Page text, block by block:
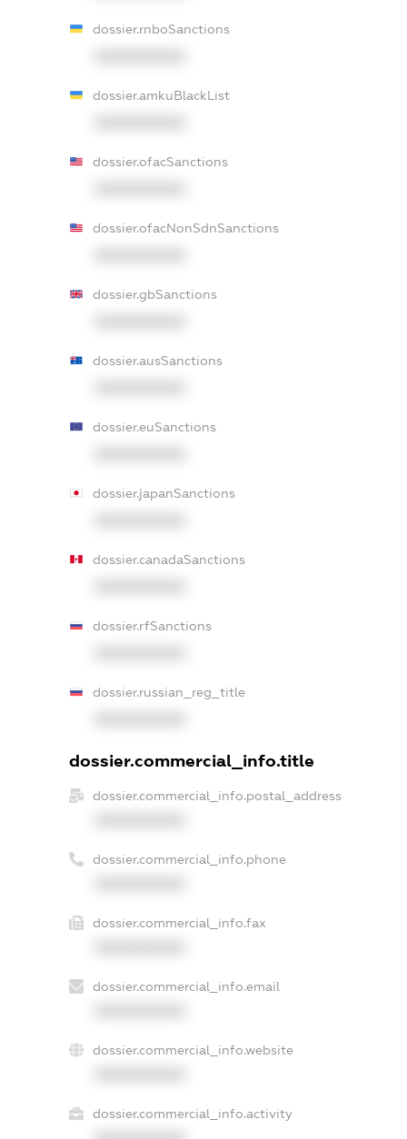
dossier.rnboSanctions
dossier.amkuBlackList
dossier.ofacSanctions
dossier.ofacNonSdnSanctions
dossier.gbSanctions
dossier.ausSanctions
dossier.euSanctions
dossier.japanSanctions
dossier.canadaSanctions
dossier.rfSanctions
dossier.russian_reg_title
dossier.commercial_info.title
dossier.commercial_info.postal_address
dossier.commercial_info.phone
dossier.commercial_info.fax
dossier.commercial_info.email
dossier.commercial_info.website
dossier.commercial_info.activity